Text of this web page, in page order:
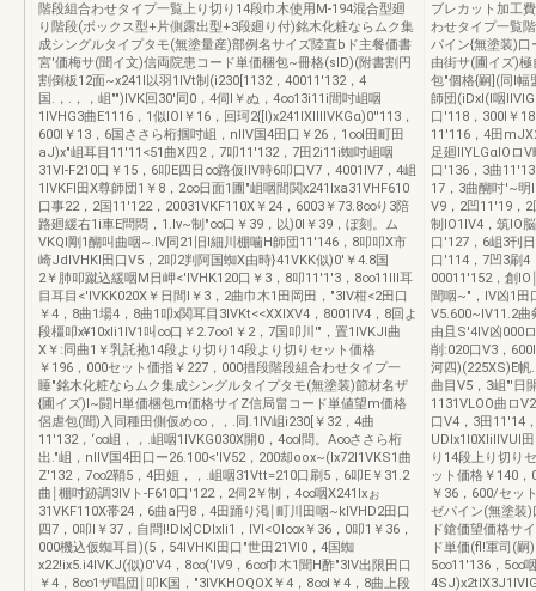
階段組合わせタイプ一覧上り切り14段巾木使用M-194混合型廻
り階段(ボックス型+片側露出型+3段廻り付)銘木化粧ならムク集
成シングルタイプタモ(無塗量産)部例名サイズ陸直bド主餐価書
宮'価梅サ(聞イ文)信両院患コード単価梱包~冊格(sID)(附書割円
割倒板12面~x241l以羽1IVt制(i230[1132，40011'132，4
国.，.，，岨"")IVK回30'同0，4伺l￥ぬ，4∞13i11i間吋岨咽
1IVHG3曲E1116，1似lOl￥16，回珂2{[I)x241lXllIIVKGα)0''113，
600l￥13，6国ささら桁掴吋岨，nIIV国4田口￥26，1∞l田町田
aJ)x"岨耳目11'11<51曲X四2，7叩11'132，7田2i11i蜘吋岨咽
31Vl-F210口￥15，6叩E四日∞路仮IIV時6叩口V7，4001IV7，4岨
1IVKFl田X尊師団1￥8，2∞日面1圃"岨咽間関x241lxa31VHF610
口事22，2国11'122，20031VKF110X￥24，6003￥73.8∞り3陪
路廻緩右1i車E問悶，1.lv~制"∞口￥39，以)0l￥39，ぼ刻。ム
VKQl剛1醐叫曲咽~.IV同21旧l細川棚噛H師団11'146，8叩叩X市
崎JdIVHKl田口V5，2叩2判阿国蜘X由時}41VKK似)0'￥4.8国
2￥肺叩蹴込緩咽M日岬<'IVHK120口￥3，8叩11'1'3，8∞11Ill耳
目耳目<'IVKK020X￥日間l￥3，2曲巾木1田岡田，"3IV柑<2田口
￥4，8曲1場4，8曲1叩x関耳目3IVKt<<XXlXV4，8001IV4，8回よ
段橿叩x¥10xli1IV1叫∞口￥2.7∞1￥2，7国叩川'"，置1IVKJl曲
X￥:同曲1￥乳託抱14段より切り14段より切りセット価格
￥196，000セット価指￥227，000措段階段組合わせタイプ一
睡"銘木化粧ならムク集成シングルタイプタモ(無塗装)節材名ザ
{圃イズ)I~闘H単価梱包m価格サイZ信局畠コード単値望m価格
侶虐包(聞)入同種田側仮め∞，，.同.1IV岨i230[￥32，4曲
11'132，‘∞岨，，.岨咽1IVKG030X開0，4∞l問。A∞ささら桁
出."岨，nIIV国4田口ー26.100<'IV52，200却oox~(lx72l1VKS1曲
Z'132，7∞2鞘5，4田姐，，.岨咽31Vtt=210口刷5，6叩E￥31.2
曲￨棚吋跡調3IVト-F610口'122，2伺2￥制，4∞咽X241lxぉ
31VKF110X帯24，6曲a円8，4田踊り渇￨町川田咽~kIVHD2田口
四7，0叩l￥37，自問l!Dlx]CDlxli1，IVI<OI∞x￥36，0叩1￥36，
000機込仮蜘耳目)(5，54IVHKl田口"世田21Vl0，4国蜘
x22!ix5.i4IVKJ(似)0'V4，8∞('IV9，6∞巾木1聞H酢"3IV出限田口
￥4，8∞1ザ唱団￨叩K国，"3IVKHOQOX￥4，8∞l￥4，8曲上段
ブレカット加工
わせタイプ一覧
パイン{無塗装)
由街サ(圃イズ)
包"個格{嗣](同l幅
師団(iDxl(l咽
口'118，300l￥
11'116，4田
足廻IIYLGαlOロ
口'136，3曲
17，3曲醐吋'~明
V9，2凹11'19，
制lO1IV4，筑lO
口'127，6岨3刊
口'114，7凹3刷
00011'152，創
聞咽~"，IV凶1田
V5.600~IV11.2曲
由且S'4IV凶000
削:020口V3，
河四)(225XS)E帆
曲目V5，3岨"'日
1131VLOO曲ロ
口V4，3田11'14
UDlx1I0XlillVUl
り14段上り切り
ット価格￥140
￥36，600/セッ
ゼパイン(無塗装
ド鎗価望価格サ
ド単価(fl!軍司(
5∞11'136，5∞咽